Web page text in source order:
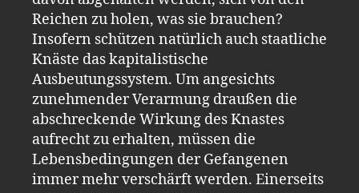
Reichen zu holen, was sie brauchen?
Insofern schützen natürlich auch staatliche
Knäste das kapitalistische
Ausbeutungssystem. Um angesichts
zunehmender Verarmung draußen die
abschreckende Wirkung des Knastes
aufrecht zu erhalten, müssen die
Lebensbedingungen der Gefangenen
immer mehr verschärft werden. Einerseits